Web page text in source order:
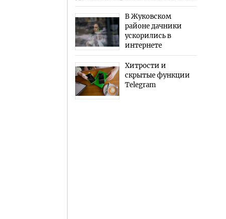
В Жуковском
районе дачники
ускорились в
интернете
Хитрости и
скрытые функции
Telegram